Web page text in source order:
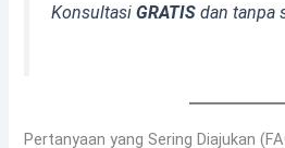
KonsultasiGRATIS dan tanpa
Pertanyaan yang Sering Diajukan